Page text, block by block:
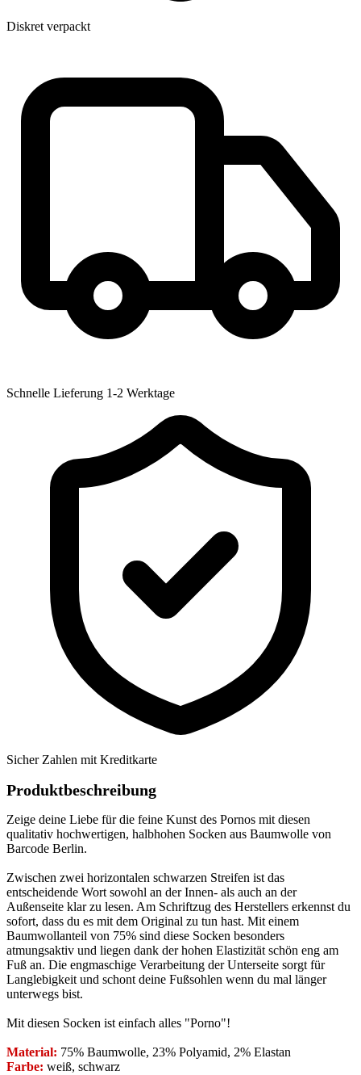
Diskret verpackt
Schnelle Lieferung 1-2 Werktage
Sicher Zahlen mit Kreditkarte
Produktbeschreibung
Zeige deine Liebe für die feine Kunst des Pornos mit diesen
qualitativ hochwertigen, halbhohen Socken aus Baumwolle von
Barcode Berlin.
Zwischen zwei horizontalen schwarzen Streifen ist das
entscheidende Wort sowohl an der Innen- als auch an der
Außenseite klar zu lesen. Am Schriftzug des Herstellers erkennst du
sofort, dass du es mit dem Original zu tun hast. Mit einem
Baumwollanteil von 75% sind diese Socken besonders
atmungsaktiv und liegen dank der hohen Elastizität schön eng am
Fuß an. Die engmaschige Verarbeitung der Unterseite sorgt für
Langlebigkeit und schont deine Fußsohlen wenn du mal länger
unterwegs bist.
Mit diesen Socken ist einfach alles "Porno"!
Material: 75% Baumwolle, 23% Polyamid, 2% Elastan
Farbe: weiß, schwarz